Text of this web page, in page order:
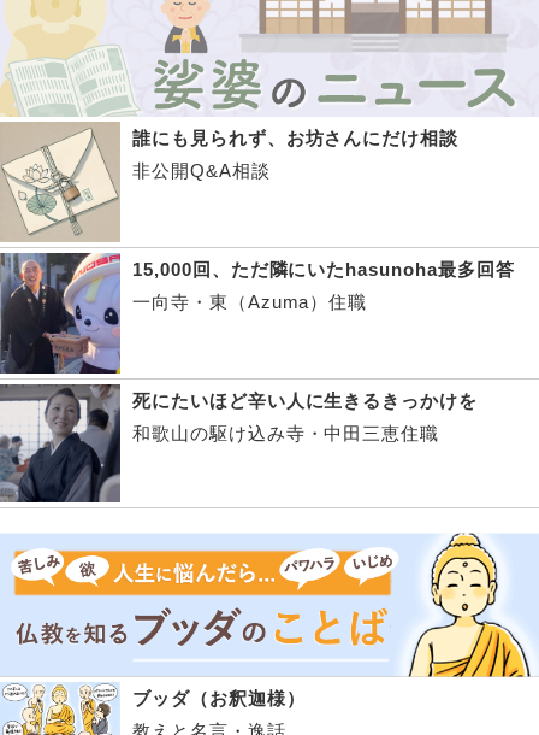
誰にも見られず、お坊さんにだけ相談
非公開Q&A相談
15,000回、ただ隣にいたhasunoha最多回答
一向寺・東（Azuma）住職
死にたいほど辛い人に生きるきっかけを
和歌山の駆け込み寺・中田三恵住職
ブッダ（お釈迦様）
教えと名言・逸話